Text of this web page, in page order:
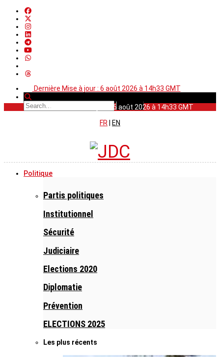
Dernière Mise à jour : 6 août 2026 à 14h33 GMT
Dernière Mise à jour : 6 août 2026 à 14h33 GMT
FR
EN
Politique
Partis politiques
Institutionnel
Sécurité
Judiciaire
Elections 2020
Diplomatie
Prévention
ELECTIONS 2025
Les plus récents